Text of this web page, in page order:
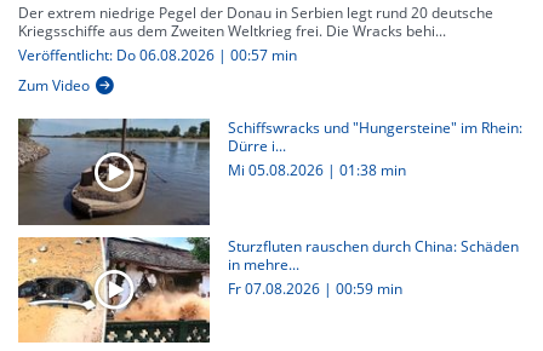
Der extrem niedrige Pegel der Donau in Serbien legt rund 20 deutsche
Kriegsschiffe aus dem Zweiten Weltkrieg frei. Die Wracks behi...
Veröffentlicht: Do 06.08.2026 | 00:57 min
Zum Video
Schiffswracks und "Hungersteine" im Rhein:
Dürre i...
Mi 05.08.2026 | 01:38 min
Sturzfluten rauschen durch China: Schäden
in mehre...
Fr 07.08.2026 | 00:59 min